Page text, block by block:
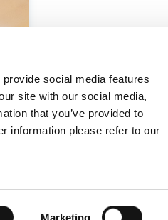
social media features
site with our social media,
that you’ve provided to
information please refer to our
Marketing